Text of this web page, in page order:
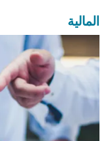
المالية